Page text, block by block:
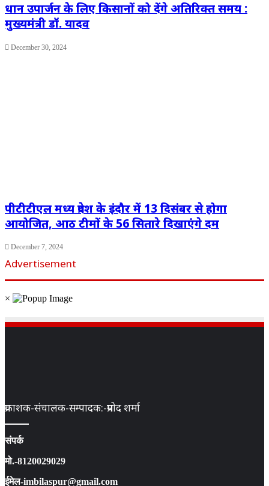
धान उपार्जन के लिए किसानों को देंगे अतिरिक्त समय :
मुख्यमंत्री डॉ. यादव
December 30, 2024
पीटीटीएल मध्य प्रदेश के इंदौर में 13 दिसंबर से होगा
आयोजित, आठ टीमों के 56 सितारे दिखाएंगे दम
December 7, 2024
Advertisement
×
प्रकाशक-संचालक-सम्पादक:-प्रमोद शर्मा
संपर्क
मो.-8120029029
ईमेल-imbilaspur@gmail.com